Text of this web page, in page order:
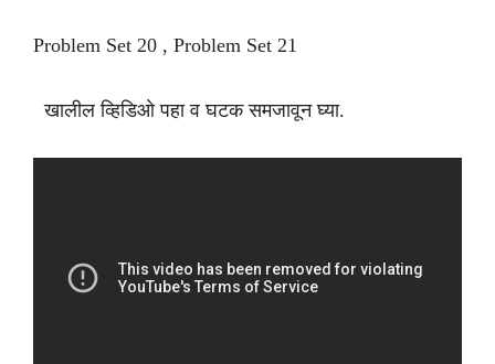
Problem Set 20 , Problem Set 21
खालील व्हिडिओ पहा व घटक समजावून घ्या.